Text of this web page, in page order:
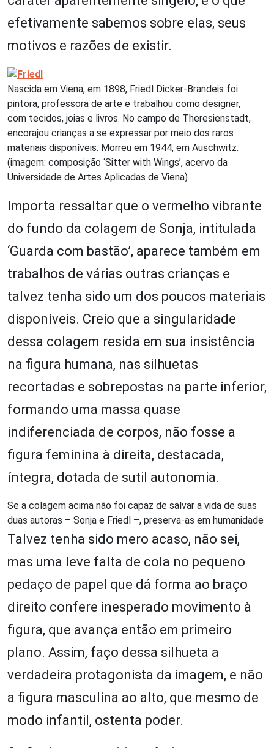
efetivamente sabemos sobre elas, seus
motivos e razões de existir.
Nascida em Viena, em 1898, Friedl Dicker-Brandeis foi
pintora, professora de arte e trabalhou como designer,
com tecidos, joias e livros. No campo de Theresienstadt,
encorajou crianças a se expressar por meio dos raros
materiais disponíveis. Morreu em 1944, em Auschwitz.
(imagem: composição ‘Sitter with Wings’, acervo da
Universidade de Artes Aplicadas de Viena)
Importa ressaltar que o vermelho vibrante
do fundo da colagem de Sonja, intitulada
‘Guarda com bastão’, aparece também em
trabalhos de várias outras crianças e
talvez tenha sido um dos poucos materiais
disponíveis. Creio que a singularidade
dessa colagem resida em sua insistência
na figura humana, nas silhuetas
recortadas e sobrepostas na parte inferior,
formando uma massa quase
indiferenciada de corpos, não fosse a
figura feminina à direita, destacada,
íntegra, dotada de sutil autonomia.
Se a colagem acima não foi capaz de salvar a vida de suas
duas autoras – Sonja e Friedl –, preserva-as em humanidade
Talvez tenha sido mero acaso, não sei,
mas uma leve falta de cola no pequeno
pedaço de papel que dá forma ao braço
direito confere inesperado movimento à
figura, que avança então em primeiro
plano. Assim, faço dessa silhueta a
verdadeira protagonista da imagem, e não
a figura masculina ao alto, que mesmo de
modo infantil, ostenta poder.